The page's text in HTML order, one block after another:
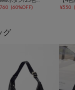
(60%OFF) ¥550
グ